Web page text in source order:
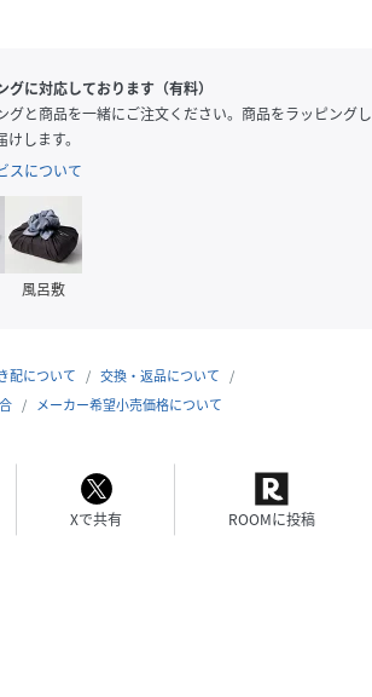
に対応しております（有料）
グと商品を一緒にご注文ください。商品をラッピングし
します。
スについて
風呂敷
配について
交換・返品について
メーカー希望小売価格について
Xで共有 ROOMに投稿